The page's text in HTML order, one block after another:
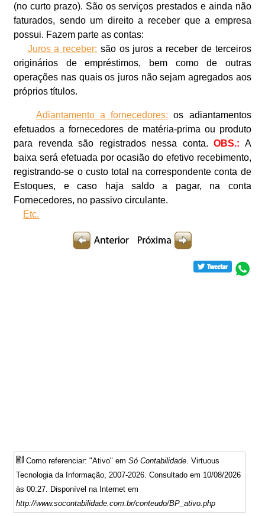
(no curto prazo). São os serviços prestados e ainda não
faturados, sendo um direito a receber que a empresa
possui. Fazem parte as contas:
Juros a receber: são os juros a receber de terceiros
originários de empréstimos, bem como de outras
operações nas quais os juros não sejam agregados aos
próprios títulos.
Adiantamento a fornecedores: os adiantamentos
efetuados a fornecedores de matéria-prima ou produto
para revenda são registrados nessa conta.OBS.: A
baixa será efetuada por ocasião do efetivo recebimento,
registrando-se o custo total na correspondente conta de
Estoques, e caso haja saldo a pagar, na conta
Fornecedores, no passivo circulante.
Etc.
Como referenciar: "Ativo" emSó Contabilidade . Virtuous
Tecnologia da Informação, 2007-2026. Consultado em 10/08/2026
às 00:27. Disponível na Internet em
http://www.socontabilidade.com.br/conteudo/BP_ativo.php